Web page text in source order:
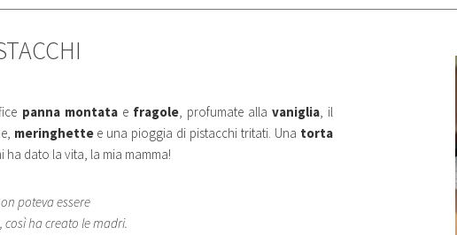
panna montatae fragole, profumate alla vaniglia, il
meringhettee una pioggia di pistacchi tritati. Una torta
ha dato la vita, la mia mamma!
poteva essere
ha creato le madri.